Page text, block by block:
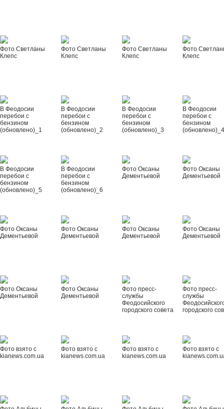
Фото Светланы
Клепс
Фото Светланы
Клепс
Фото Светланы
Клепс
Фото
Клепс
В Феодосии
перебои с
бензином
(обновлено)_1
В Феодосии
перебои с
бензином
(обновлено)_2
В Феодосии
перебои с
бензином
(обновлено)_3
В Феодосии
перебои с
бензином
В Феодосии
перебои с
бензином
(обновлено)_5
В Феодосии
перебои с
бензином
(обновлено)_6
Фото Оксаны
Дементьевой
Фото Оксаны
Дементьевой
Фото Оксаны
Дементьевой
Фото Оксаны
Дементьевой
Фото Оксаны
Дементьевой
Фото Оксаны
Дементьевой
Фото Оксаны
Дементьевой
Фото Оксаны
Дементьевой
Фото пресс-
службы
Феодосийского
городского совета
Фото пресс-
службы
городского
Фото взято с
kianews.com.ua
Фото взято с
kianews.com.ua
Фото взято с
kianews.com.ua
Фото взято с